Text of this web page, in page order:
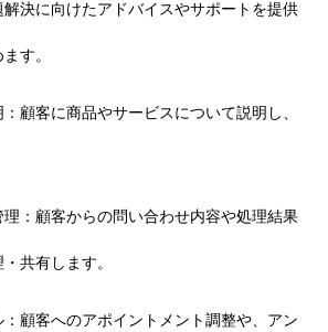
決に向けたアドバイスやサポートを提供
す。
顧客に商品やサービスについて説明し、
：顧客からの問い合わせ内容や処理結果
共有します。
顧客へのアポイントメント調整や、アン